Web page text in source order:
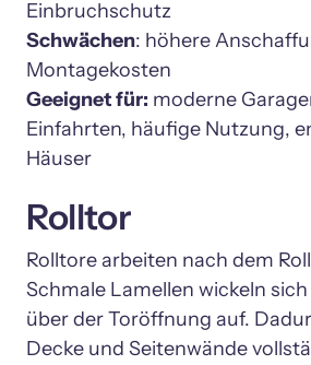
Schwächen: höhere
Geeignet für: moderne
Einfahrten, häufige Nutzung,
Rolltor
Rolltore arbeiten nach dem
Schmale Lamellen wickeln
über der Toröffnung auf.
Decke und Seitenwände